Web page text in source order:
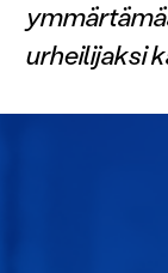
urheilijaksi